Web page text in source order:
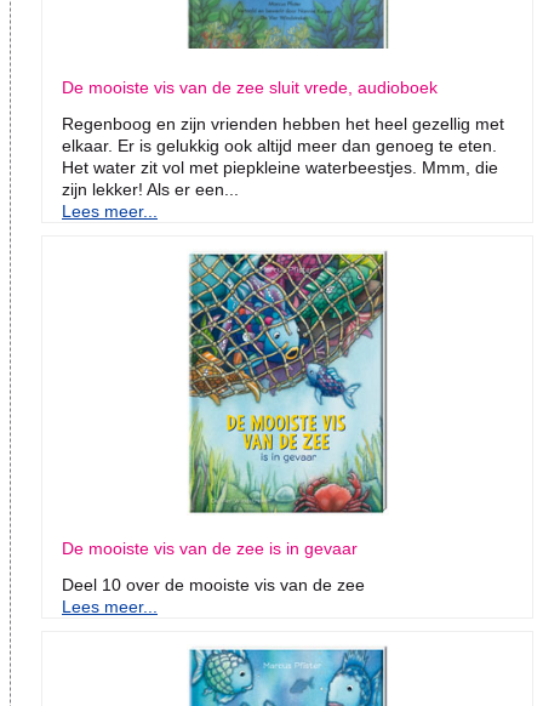
De mooiste vis van de zee sluit vrede, audioboek
Regenboog en zijn vrienden hebben het heel gezellig met
elkaar. Er is gelukkig ook altijd meer dan genoeg te eten.
Het water zit vol met piepkleine waterbeestjes. Mmm, die
zijn lekker! Als er een...
Lees meer...
De mooiste vis van de zee is in gevaar
Deel 10 over de mooiste vis van de zee
Lees meer...